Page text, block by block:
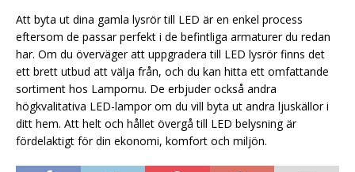
Att byta ut dina gamla lysrör till LED är en enkel process
eftersom de passar perfekt i de befintliga armaturer du redan
har. Om du överväger att uppgradera till LED lysrör finns det
ett brett utbud att välja från, och du kan hitta ett omfattande
sortiment hos Lampornu. De erbjuder också andra
högkvalitativa LED-lampor om du vill byta ut andra ljuskällor i
ditt hem. Att helt och hållet övergå till LED belysning är
fördelaktigt för din ekonomi, komfort och miljön.